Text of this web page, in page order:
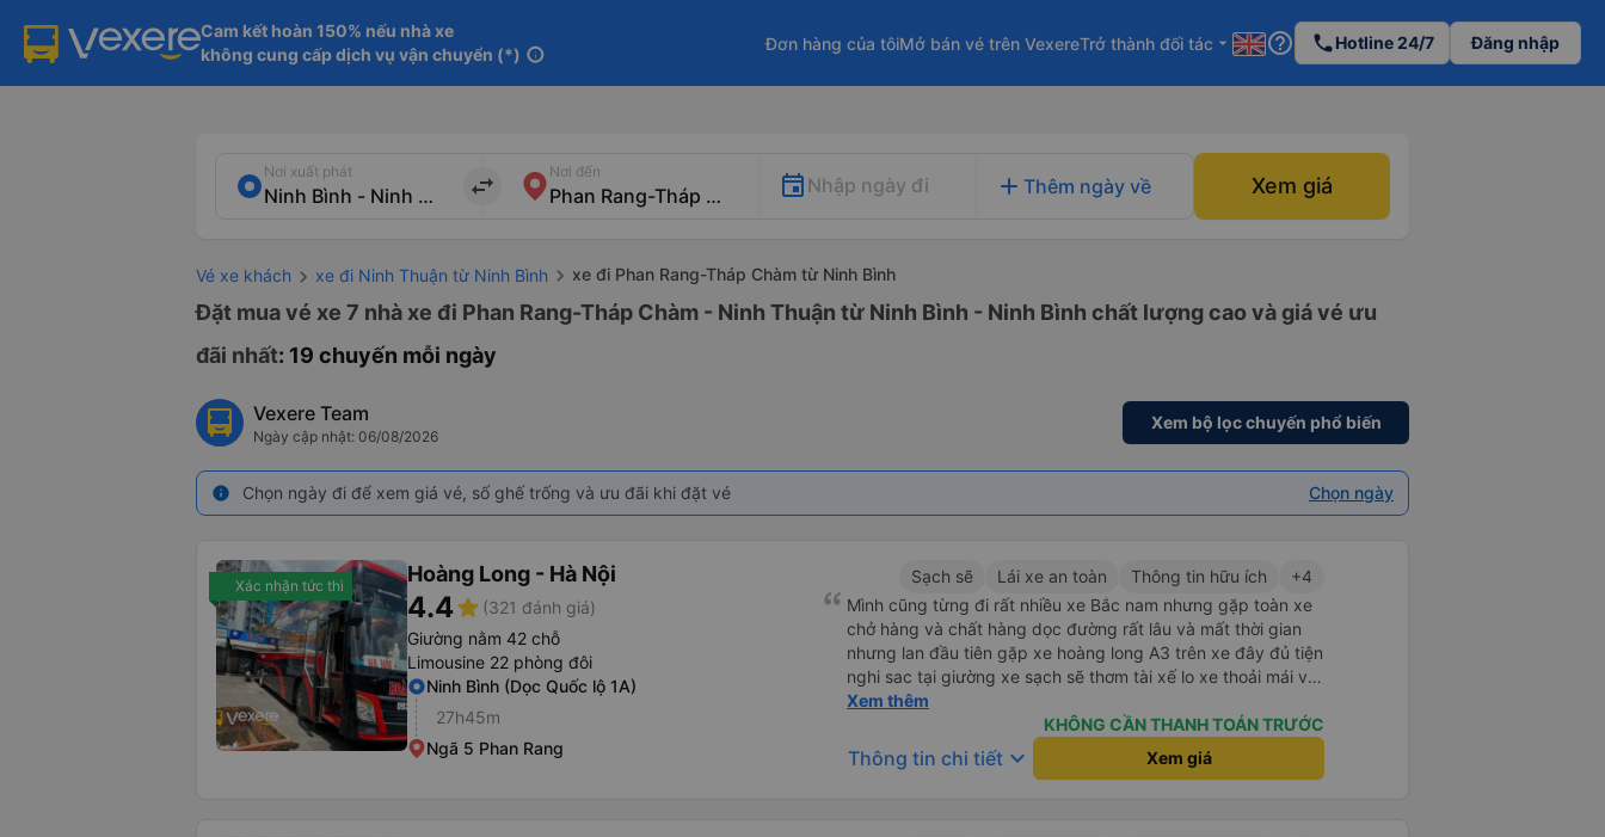
Cam kết hoàn 150% nếu nhà xe
không cung cấp dịch vụ vận chuyển (*) info
Đơn hàng của tôiMở bán vé trên VexereTrở thành đối tác arrow_drop_down help_outline phoneHotline 24/7 Đăng nhập
Nơi xuất phát
import_export
Nơi đến
Nhập ngày đi add Thêm ngày về Xem giá
Vé xe khách xe đi Ninh Thuận từ Ninh Bình xe đi Phan Rang-Tháp Chàm từ Ninh Bình
Đặt mua vé xe 7 nhà xe đi Phan Rang-Tháp Chàm - Ninh Thuận từ Ninh Bình - Ninh Bình chất lượng cao và giá vé ưu
đãi nhất: 19 chuyến mỗi ngày
Vexere Team
Ngày cập nhật: 06/08/2026
Xem bộ lọc chuyến phổ biến
info Chọn ngày đi để xem giá vé, số ghế trống và ưu đãi khi đặt vé Chọn ngày
Xác nhận tức thì Hoàng Long - Hà Nội
4.4star (321 đánh giá)
Giường nằm 42 chỗ
Limousine 22 phòng đôi
Ninh Bình (Dọc Quốc lộ 1A)
27h45m
Ngã 5 Phan Rang
Sạch sẽ Lái xe an toàn Thông tin hữu ích
+4
Mình cũng từng đi rất nhiều xe Bắc nam nhưng gặp toàn xe
chở hàng và chất hàng dọc đường rất lâu và mất thời gian
nhưng lan đầu tiên gặp xe hoàng long A3 trên xe đây đủ tiện
nghi sac tại giường xe sạch sẽ thơm tài xế lo xe thoải mái vui
tính sẽ con ung hô nhe
Xem thêm
KHÔNG CẦN THANH TOÁN TRƯỚC
Thông tin chi tiết keyboard_arrow_down Xem giá